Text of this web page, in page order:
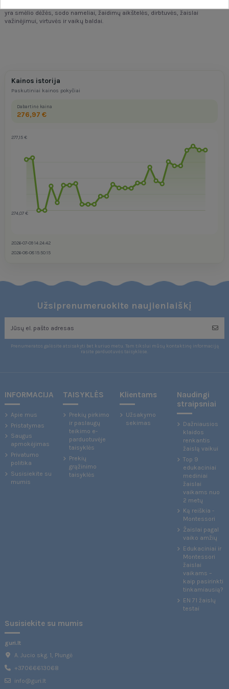
yra smėlio dėžės, sodo nameliai, žaidimų aikštelės, dirbtuvės, žaislai
važinėjimui, virtuvės ir vaikų baldai.
Kainos istorija
Paskutiniai kainos pokyčiai
Dabartinė kaina
276,97 €
277,15 €
274,07 €
2026-07-09 14:24:42
2026-08-08 15:50:15
Užsiprenumeruokite naujienlaiškį
Prenumeratos galėsite atsisakyti bet kuriuo metu. Tam tikslui mūsų kontaktinę informaciją
rasite parduotuvės taisyklėse.
INFORMACIJA
Apie mus
Pristatymas
Saugus
apmokėjimas
Privatumo
politika
Susisiekite su
mumis
TAISYKLĖS
Prekių pirkimo
ir paslaugų
teikimo e-
parduotuvėje
taisyklės
Prekių
grąžinimo
taisyklės
Klientams
Užsakymo
sekimas
Naudingi
straipsniai
Dažniausios
klaidos
renkantis
žaislą vaikui
Top 9
edukaciniai
mediniai
žaislai
vaikams nuo
2 metų
Ką reiškia -
Montessori
Žaislai pagal
vaiko amžių
Edukaciniai ir
Montessori
žaislai
vaikams –
kaip pasirinkti
tinkamiausią?
EN 71 žaislų
testai
Susisiekite su mumis
guri.lt
A. Jucio skg. 1, Plungė
+37066613068
info@guri.lt